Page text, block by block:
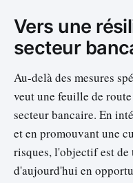
Vers une
secteur
Au-delà des mesures
veut une feuille de
secteur bancaire. En
et en promouvant une
risques, l'objectif est
d'aujourd'hui en